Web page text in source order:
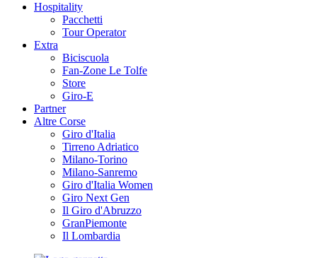
Hospitality
Pacchetti
Tour Operator
Extra
Biciscuola
Fan-Zone Le Tolfe
Store
Giro-E
Partner
Altre Corse
Giro d'Italia
Tirreno Adriatico
Milano-Torino
Milano-Sanremo
Giro d'Italia Women
Giro Next Gen
Il Giro d'Abruzzo
GranPiemonte
Il Lombardia